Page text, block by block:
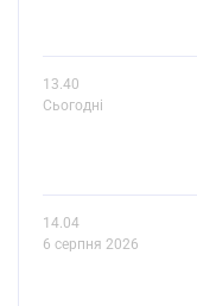
13.40
Сьогодні
14.04
6 серпня 2026